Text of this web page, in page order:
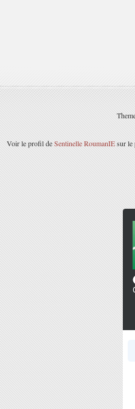
Voir le profil deSentinelle RoumanIEsur le